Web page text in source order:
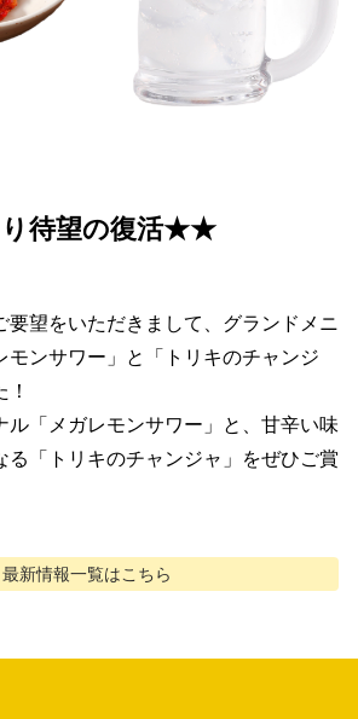
待望の復活★★
要望をいただきまして、グランドメニ
モンサワー」と「トリキのチャンジ
ル「メガレモンサワー」と、甘辛い味
る「トリキのチャンジャ」をぜひご賞
最新情報一覧はこちら